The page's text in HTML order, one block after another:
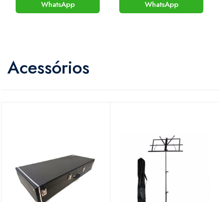
WhatsApp
WhatsApp
Acessórios